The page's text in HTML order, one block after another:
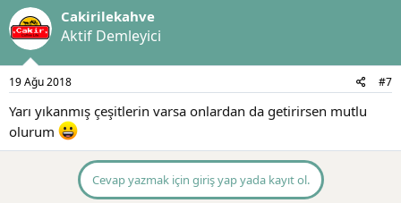
Cakirilekahve
Aktif Demleyici
19 Ağu 2018 #7
Yarı yıkanmış çeşitlerin varsa onlardan da getirirsen mutlu
olurum
Cevap yazmak için giriş yap yada kayıt ol.